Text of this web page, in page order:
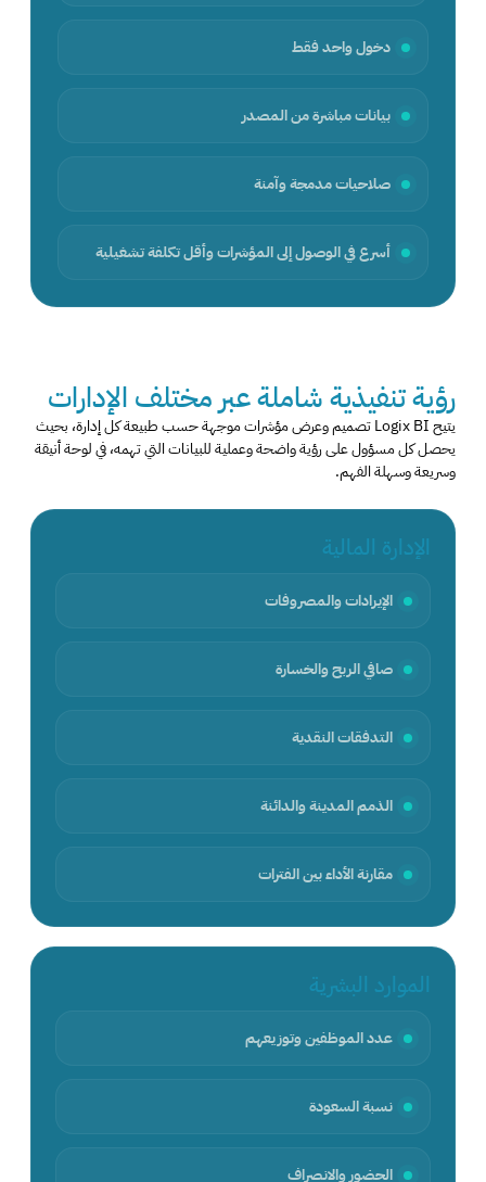
دخول واحد فقط
بيانات مباشرة من المصدر
صلاحيات مدمجة وآمنة
أسرع في الوصول إلى المؤشرات وأقل تكلفة تشغيلية
رؤية تنفيذية شاملة عبر مختلف الإدارات
يتيح Logix BI تصميم وعرض مؤشرات موجهة حسب طبيعة كل إدارة، بحيث
يحصل كل مسؤول على رؤية واضحة وعملية للبيانات التي تهمه، في لوحة أنيقة
وسريعة وسهلة الفهم.
الإدارة المالية
الإيرادات والمصروفات
صافي الربح والخسارة
التدفقات النقدية
الذمم المدينة والدائنة
مقارنة الأداء بين الفترات
الموارد البشرية
عدد الموظفين وتوزيعهم
نسبة السعودة
الحضور والانصراف